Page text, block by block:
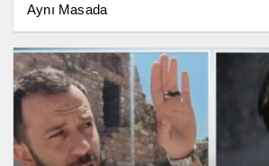
Aynı Masada